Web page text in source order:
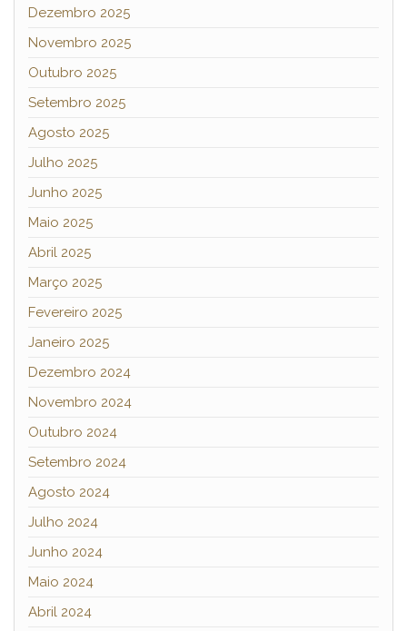
Dezembro 2025
Novembro 2025
Outubro 2025
Setembro 2025
Agosto 2025
Julho 2025
Junho 2025
Maio 2025
Abril 2025
Março 2025
Fevereiro 2025
Janeiro 2025
Dezembro 2024
Novembro 2024
Outubro 2024
Setembro 2024
Agosto 2024
Julho 2024
Junho 2024
Maio 2024
Abril 2024